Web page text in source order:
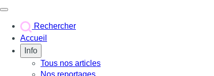
Rechercher
Accueil
Info
Tous nos articles
Nos reportages